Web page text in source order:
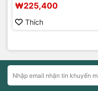
₩225,400
Thích